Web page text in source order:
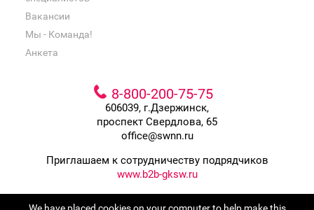
Вакансии
Мы - Команда!
Анкета
8-800-200-75-75
606039, г.Дзержинск,
проспект Свердлова, 65
office@swnn.ru
Приглашаем к сотрудничеству подрядчиков
www.b2b-gksw.ru